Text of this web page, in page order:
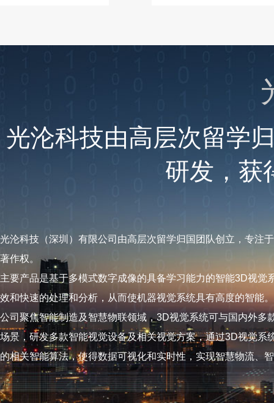
光沦科技由高层次留学
研发，获
光沦科技（深圳）有限公司由高层次留学归国团队创立，专注
著作权。
主要产品是基于多模式数字成像的具备学习能力的智能3D视
效和快速的处理和分析，从而使机器视觉系统具有高度的智能
公司聚焦智能制造及智慧物联领域，3D视觉系统可与国内外
场景，研发多款智能视觉设备及相关视觉方案，通过3D视觉
的相关智能算法，使得数据可视化和实时性，实现智慧物流、